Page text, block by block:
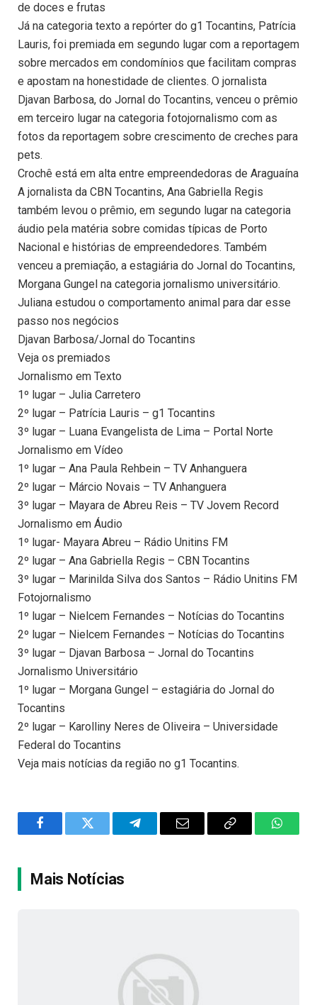
de doces e frutas
Já na categoria texto a repórter do g1 Tocantins, Patrícia
Lauris, foi premiada em segundo lugar com a reportagem
sobre mercados em condomínios que facilitam compras
e apostam na honestidade de clientes. O jornalista
Djavan Barbosa, do Jornal do Tocantins, venceu o prêmio
em terceiro lugar na categoria fotojornalismo com as
fotos da reportagem sobre crescimento de creches para
pets.
Crochê está em alta entre empreendedoras de Araguaína
A jornalista da CBN Tocantins, Ana Gabriella Regis
também levou o prêmio, em segundo lugar na categoria
áudio pela matéria sobre comidas típicas de Porto
Nacional e histórias de empreendedores. Também
venceu a premiação, a estagiária do Jornal do Tocantins,
Morgana Gungel na categoria jornalismo universitário.
Juliana estudou o comportamento animal para dar esse
passo nos negócios
Djavan Barbosa/Jornal do Tocantins
Veja os premiados
Jornalismo em Texto
1º lugar – Julia Carretero
2º lugar – Patrícia Lauris – g1 Tocantins
3º lugar – Luana Evangelista de Lima – Portal Norte
Jornalismo em Vídeo
1º lugar – Ana Paula Rehbein – TV Anhanguera
2º lugar – Márcio Novais – TV Anhanguera
3º lugar – Mayara de Abreu Reis – TV Jovem Record
Jornalismo em Áudio
1º lugar- Mayara Abreu – Rádio Unitins FM
2º lugar – Ana Gabriella Regis – CBN Tocantins
3º lugar – Marinilda Silva dos Santos – Rádio Unitins FM
Fotojornalismo
1º lugar – Nielcem Fernandes – Notícias do Tocantins
2º lugar – Nielcem Fernandes – Notícias do Tocantins
3º lugar – Djavan Barbosa – Jornal do Tocantins
Jornalismo Universitário
1º lugar – Morgana Gungel – estagiária do Jornal do
Tocantins
2º lugar – Karolliny Neres de Oliveira – Universidade
Federal do Tocantins
Veja mais notícias da região no g1 Tocantins.
FacebookTwitter TelegramEmail
Copy
Mais Notícias